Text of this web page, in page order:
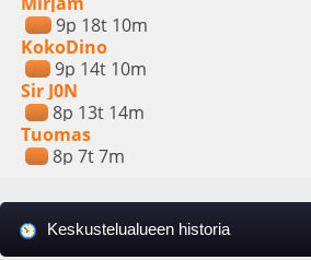
9p 18t 10m
KokoDino
9p 14t 10m
Sir J0N
8p 13t 14m
Tuomas
8p 7t 7m
Keskustelualueen historia